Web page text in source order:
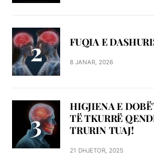
FUQIA E
8 JANAR, 2026
HIGJIENA E
TË TKURRË
TRURIN TUAJ!
21 DHJETOR, 2025